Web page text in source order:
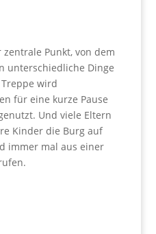
Punkt, von dem
unterschiedliche Dinge
wird
für eine kurze Pause
Und viele Eltern
Kinder die Burg auf
immer mal aus einer